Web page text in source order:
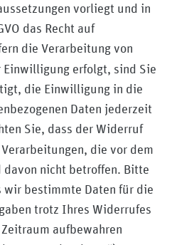
vorliegt und in
das Recht auf
die Verarbeitung von
erfolgt, sind Sie
die Einwilligung in die
Daten jederzeit
Sie, dass der Widerruf
die vor dem
nicht betroffen. Bitte
wir bestimmte Daten für die
trotz Ihres Widerrufes
aufbewahren